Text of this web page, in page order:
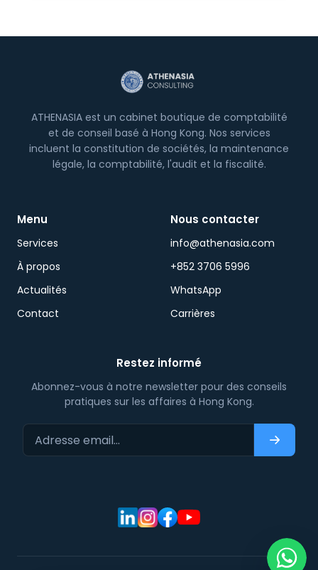
personnels.
ATHENASIA est un cabinet boutique de comptabilité
et de conseil basé à Hong Kong. Nos services
incluent la constitution de sociétés, la maintenance
légale, la comptabilité, l'audit et la fiscalité.
Menu
Services
À propos
Actualités
Contact
Nous contacter
info@athenasia.com
+852 3706 5996
WhatsApp
Carrières
Restez informé
Abonnez-vous à notre newsletter pour des conseils
pratiques sur les affaires à Hong Kong.